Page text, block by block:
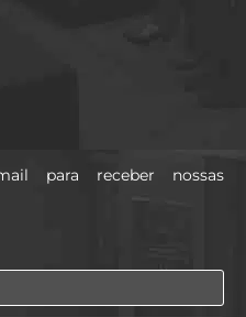
para receber nossas